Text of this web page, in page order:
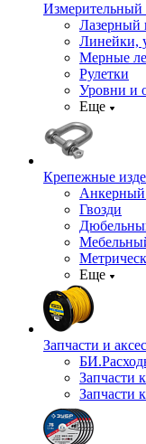
Измерительный
Лазерный
Линейки,
Мерные
Рулетки
Уровни и
Еще
Крепежные
Гвозди
Еще
Запчасти и
Запчасти
Запчасти